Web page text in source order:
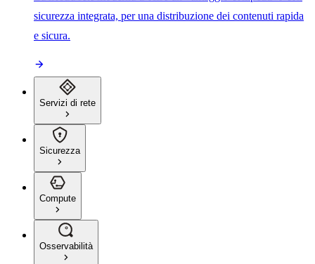
sicurezza integrata, per una distribuzione dei contenuti rapida
e sicura.
Servizi di rete
Sicurezza
Compute
Osservabilità